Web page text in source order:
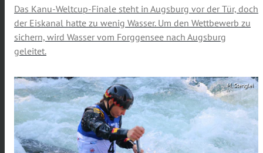
Das Kanu-Weltcup-Finale steht in Augsburg vor der Tür, doch
der Eiskanal hatte zu wenig Wasser. Um den Wettbewerb zu
sichern, wird Wasser vom Forggensee nach Augsburg
geleitet.
M. Stenglei